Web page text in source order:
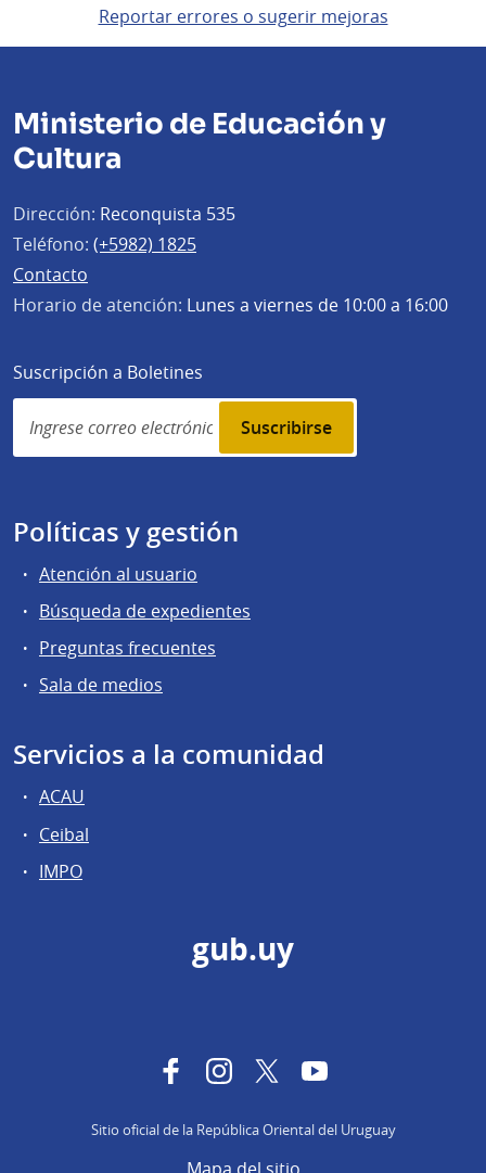
Reportar errores o sugerir mejoras
Ministerio de Educación y
Cultura
Dirección: Reconquista 535
Teléfono: (+5982) 1825
Contacto
Horario de atención: Lunes a viernes de 10:00 a 16:00
Suscripción a Boletines
Simplenews
subscription
Políticas y gestión
Atención al usuario
Búsqueda de expedientes
Preguntas frecuentes
Sala de medios
Servicios a la comunidad
ACAU
Ceibal
IMPO
gub.uy
FacebookInstagram
TwitterYouTube
Sitio oficial de la República Oriental del Uruguay